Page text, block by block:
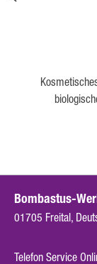
Bombastus-
01705 Freital,
Telefon Service